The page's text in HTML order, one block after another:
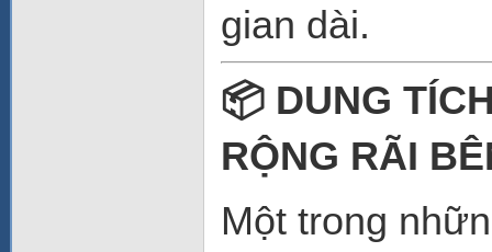
gian dài.
📦 DUNG
RỘNG RÃI
Một trong